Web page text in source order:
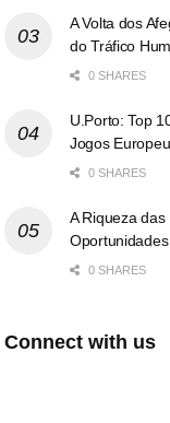
A Volta dos
do Tráfico
0 SHARES
U.Porto: Top
Jogos
0 SHARES
A Riqueza
0 SHARES
Connect with us